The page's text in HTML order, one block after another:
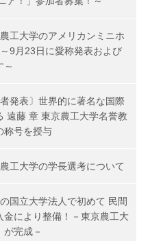
工大学のアメリカンミニホ
9月23日に愛称発表および
～
発表〕世界的に著名な国際
遠藤 章 東京農工大学名誉教
称号を授与
工大学の学長選考について
国立大学法人で初めて 民間
により整備！－東京農工大
完成－